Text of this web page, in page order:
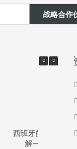
战略合作
西班牙的教育体系详
解—干货分享